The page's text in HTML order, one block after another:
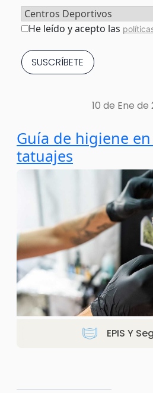
Sector*
Consentimiento*
He leído y acepto las
10 de Ene de
Guía de higiene
tatuajes
EPIS Y